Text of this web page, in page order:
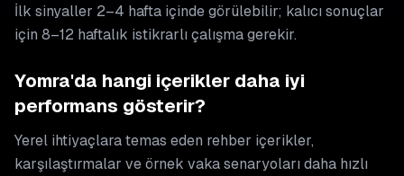
İlk sinyaller 2–4 hafta içinde görülebilir; kalıcı sonuçlar
için 8–12 haftalık istikrarlı çalışma gerekir.
Yomra'da hangi içerikler daha iyi
performans gösterir?
Yerel ihtiyaçlara temas eden rehber içerikler,
karşılaştırmalar ve örnek vaka senaryoları daha hızlı